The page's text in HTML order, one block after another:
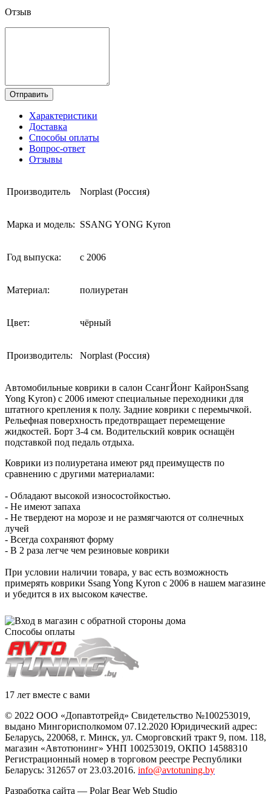
Отзыв
Отправить
Характеристики
Доставка
Способы оплаты
Вопрос-ответ
Отзывы
Производитель Norplast (Россия)
Марка и модель: SSANG YONG Kyron
Год выпуска: с 2006
Материал: полиуретан
Цвет: чёрный
Производитель: Norplast (Россия)
Автомобильные коврики в салон СсангЙонг КайронSsang
Yong Kyron) с 2006 имеют специальные переходники для
штатного крепления к полу. Задние коврики с перемычкой.
Рельефная поверхность предотвращает перемещение
жидкостей. Борт 3-4 см. Водительский коврик оснащён
подставкой под педаль отдыха.
Коврики из полиуретана имеют ряд преимуществ по
сравнению с другими материалами:
- Обладают высокой износостойкостью.
- Не имеют запаха
- Не твердеют на морозе и не размягчаются от солнечных
лучей
- Всегда сохраняют форму
- В 2 раза легче чем резиновые коврики
При условии наличии товара, у вас есть возможность
примерять коврики Ssang Yong Kyron с 2006 в нашем магазине
и убедится в их высоком качестве.
Способы оплаты
17 лет вместе с вами
© 2022 ООО «Допавтотрейд» Свидетельство №100253019,
выдано Мингорисполкомом 07.12.2020 Юридический адрес:
Беларусь, 220068, г. Минск, ул. Сморговский тракт 9, пом. 118,
магазин «Автотюнинг» УНП 100253019, ОКПО 14588310
Регистрационный номер в торговом реестре Республики
Беларусь: 312657 от 23.03.2016. info@avtotuning.by
Разработка сайта — Polar Bear Web Studio